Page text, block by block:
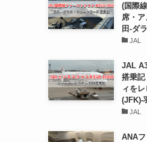
(国際
席・
田-ダラ
JAL
JAL
搭乗記
ィを
(JFK)-
JAL
ANA